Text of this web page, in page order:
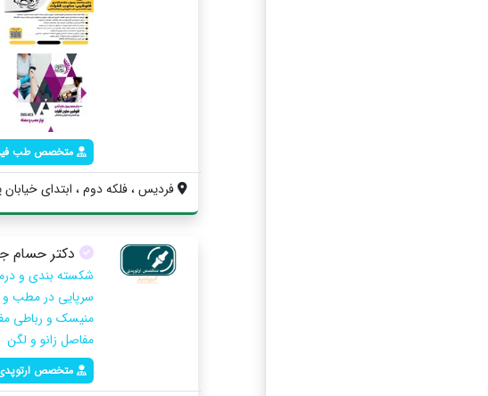
متخصص طب
فردیس ، فلکه دوم ، ابتدای خیابان
دکتر حسام
شکسته بندی و
سرپایی در مطب و
منیسک و رباطی
مفاصل زانو و لگن
متخصص